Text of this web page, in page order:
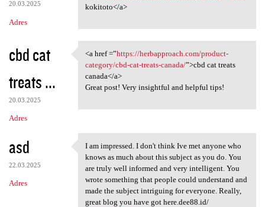
20.03.2025
Adres
kokitoto</a>
cbd cat
treats ...
20.03.2025
Adres
<a href =”https:/
<a href =”https://herbapproach.com/product-
category/cbd-cat-treats-canada/”>cbd cat treats
canada</a>
Great post! Very insightful and helpful tips!
asd
22.03.2025
Adres
I am impressed. I don't think
I am impressed. I don't think Ive met anyone who
knows as much about this subject as you do. You
are truly well informed and very intelligent. You
wrote something that people could understand and
made the subject intriguing for everyone. Really,
great blog you have got here.dee88.id/